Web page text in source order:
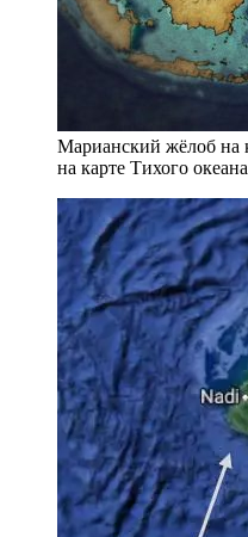
Марианский жёлоб на
на карте Тихого океана